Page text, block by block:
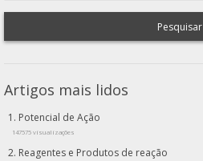
Pesquisar
Artigos mais lidos
Potencial de Ação
147575 visualizações
Reagentes e Produtos de reação